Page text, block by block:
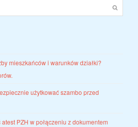
mieszkańców i warunków działki?
użytkować szambo przed
PZH w połączeniu z dokumentem